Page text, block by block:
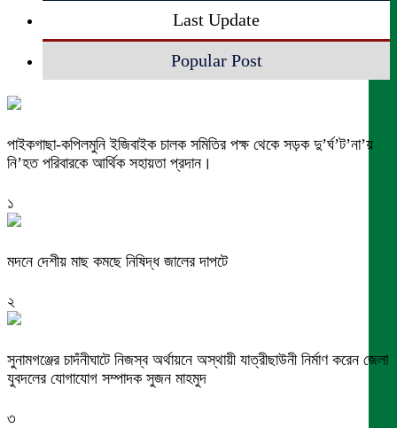
Last Update
Popular Post
পাইকগাছা-কপিলমুনি ইজিবাইক চালক সমিতির পক্ষ থেকে সড়ক দু’র্ঘ’ট’না’য়
নি’হত পরিবারকে আর্থিক সহায়তা প্রদান।
১
মদনে দেশীয় মাছ কমছে নিষিদ্ধ জালের দাপটে
২
সুনামগঞ্জের চাদঁনীঘাটে নিজস্ব অর্থায়নে অস্থায়ী যাত্রীছাউনী নির্মাণ করেন জেলা
যুবদলের যোগাযোগ সম্পাদক সুজন মাহমুদ
৩